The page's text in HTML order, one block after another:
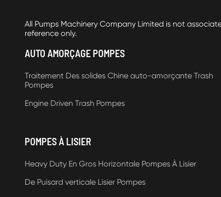
All Pumps Machinery Company Limited is not
reference only.
AUTO AMORÇAGE POMPES
Traitement Des solides Chine auto-amorçante Trash
Pompes
Engine Driven Trash Pompes
POMPES À LISIER
Heavy Duty En Gros Horizontale Pompes À Lisier
De Puisard verticale Lisier Pompes